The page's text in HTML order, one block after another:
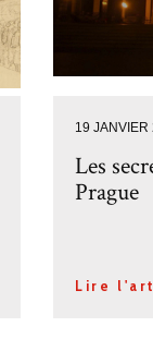
19 JANVIER
Les
Prague
Lire